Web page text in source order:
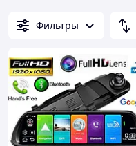
Фильтры